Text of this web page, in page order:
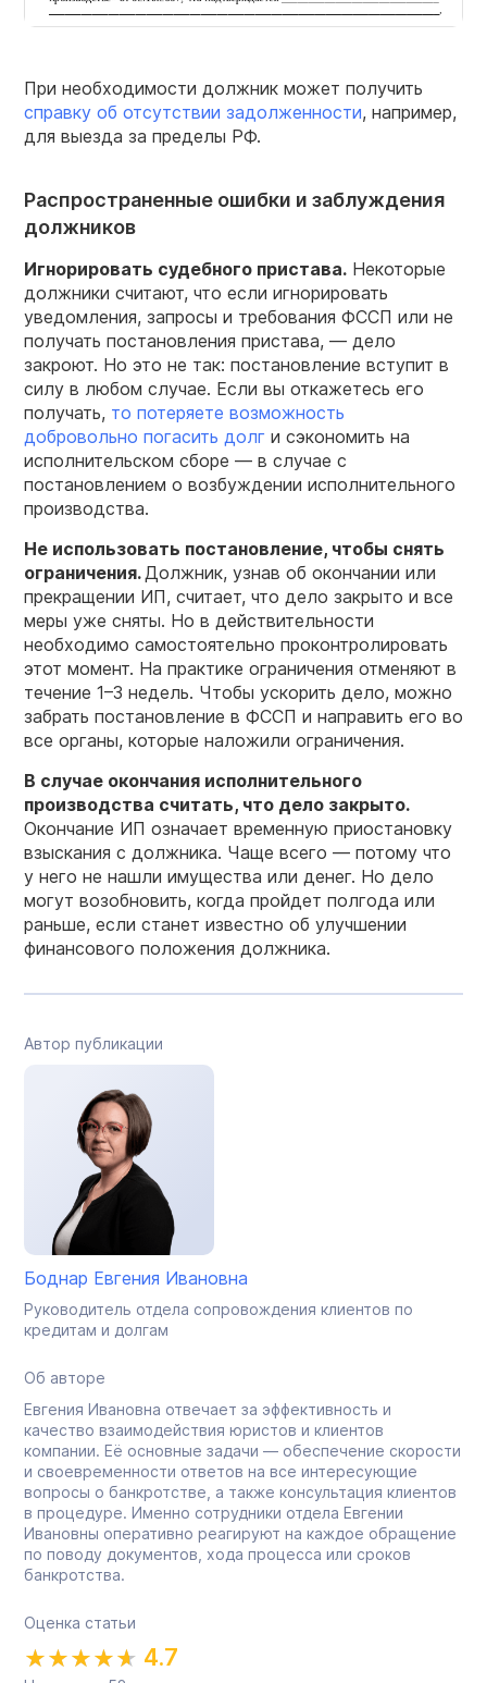
При необходимости должник может получить
справку об отсутствии задолженности, например,
для выезда за пределы РФ.
Распространенные ошибки и заблуждения
должников
Игнорировать судебного пристава. Некоторые
должники считают, что если игнорировать
уведомления, запросы и требования ФССП или не
получать постановления пристава, — дело
закроют. Но это не так: постановление вступит в
силу в любом случае. Если вы откажетесь его
получать, то потеряете возможность
добровольно погасить долг и сэкономить на
исполнительском сборе — в случае с
постановлением о возбуждении исполнительного
производства.
Не использовать постановление, чтобы снять
ограничения.Должник, узнав об окончании или
прекращении ИП, считает, что дело закрыто и все
меры уже сняты. Но в действительности
необходимо самостоятельно проконтролировать
этот момент. На практике ограничения отменяют в
течение 1–3 недель. Чтобы ускорить дело, можно
забрать постановление в ФССП и направить его во
все органы, которые наложили ограничения.
В случае окончания исполнительного
производства считать, что дело закрыто.
Окончание ИП означает временную приостановку
взыскания с должника. Чаще всего — потому что
у него не нашли имущества или денег. Но дело
могут возобновить, когда пройдет полгода или
раньше, если станет известно об улучшении
финансового положения должника.
Автор публикации
Боднар Евгения Ивановна
Руководитель отдела сопровождения клиентов по
кредитам и долгам
Об авторе
Евгения Ивановна отвечает за эффективность и
качество взаимодействия юристов и клиентов
компании. Её основные задачи — обеспечение скорости
и своевременности ответов на все интересующие
вопросы о банкротстве, а также консультация клиентов
в процедуре. Именно сотрудники отдела Евгении
Ивановны оперативно реагируют на каждое обращение
по поводу документов, хода процесса или сроков
банкротства.
Оценка статьи
4.7